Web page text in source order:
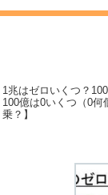
1兆はゼロいくつ？
100億は0いくつ（0何
乗？】